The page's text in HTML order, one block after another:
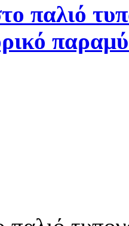
παλιό